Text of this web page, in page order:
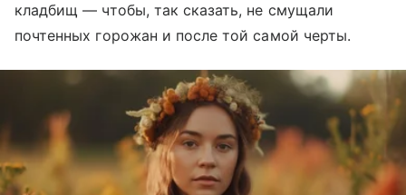
кладбищ — чтобы, так сказать, не смущали
почтенных горожан и после той самой черты.